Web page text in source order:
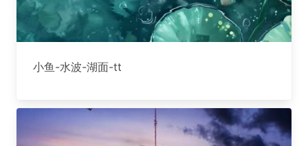
小鱼-水波-湖面-tt